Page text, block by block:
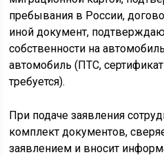
пребывания в России,
иной документ,
собственности на
автомобиль (ПТС, сертификат
требуется).
При подаче заявления
комплект документов,
заявлением и вносит